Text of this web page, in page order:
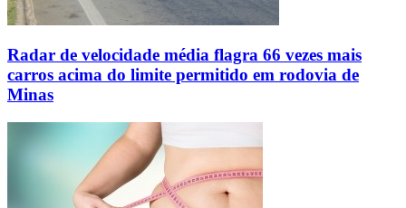
Radar de velocidade média flagra 66 vezes mais
carros acima do limite permitido em rodovia de
Minas